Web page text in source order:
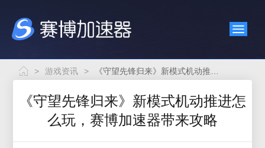
> 游戏资讯 >
《守望先锋归来》新模式机动推进怎
么玩，赛博加速器带来攻略